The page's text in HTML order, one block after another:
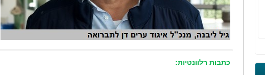
כתבות רלוונטיות: